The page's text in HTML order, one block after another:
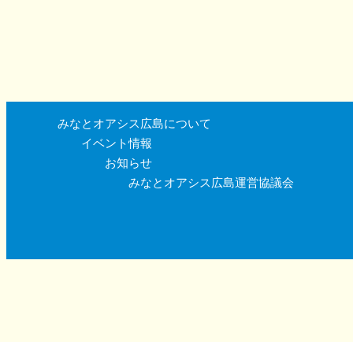
みなとオアシス広島について
イベント情報
お知らせ
みなとオアシス広島運営協議会